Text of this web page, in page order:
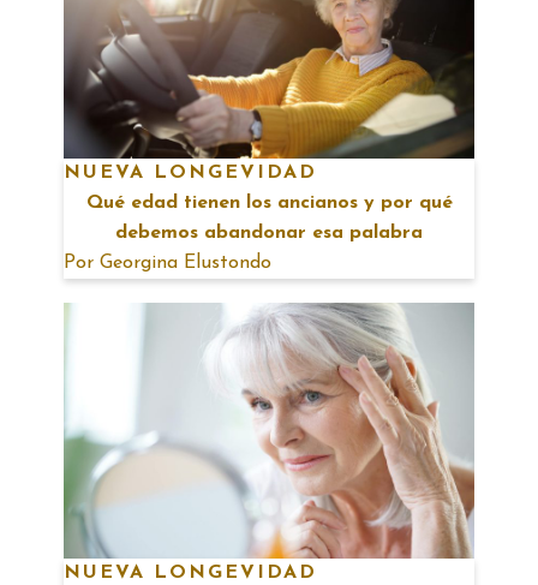
NUEVA LONGEVIDAD
Qué edad tienen los ancianos y por qué
debemos abandonar esa palabra
Por Georgina Elustondo
NUEVA LONGEVIDAD